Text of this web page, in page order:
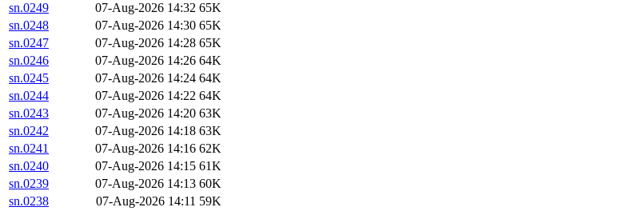
sn.0249
07-Aug-2026 14:32 65K
sn.0248
07-Aug-2026 14:30 65K
sn.0247
07-Aug-2026 14:28 65K
sn.0246
07-Aug-2026 14:26 64K
sn.0245
07-Aug-2026 14:24 64K
sn.0244
07-Aug-2026 14:22 64K
sn.0243
07-Aug-2026 14:20 63K
sn.0242
07-Aug-2026 14:18 63K
sn.0241
07-Aug-2026 14:16 62K
sn.0240
07-Aug-2026 14:15 61K
sn.0239
07-Aug-2026 14:13 60K
sn.0238
07-Aug-2026 14:11 59K